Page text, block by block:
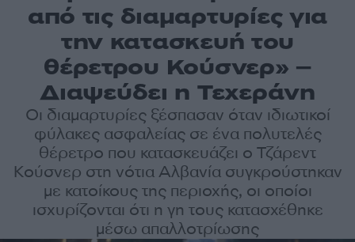
από τις διαμαρτυρίες για
την κατασκευή του
θέρετρου Κούσνερ» –
Διαψεύδει η Τεχεράνη
Οι διαμαρτυρίες ξέσπασαν όταν ιδιωτικοί
φύλακες ασφαλείας σε ένα πολυτελές
θέρετρο που κατασκευάζει ο Τζάρεντ
Κούσνερ στη νότια Αλβανία συγκρούστηκαν
με κατοίκους της περιοχής, οι οποίοι
ισχυρίζονται ότι η γη τους κατασχέθηκε
μέσω απαλλοτρίωσης